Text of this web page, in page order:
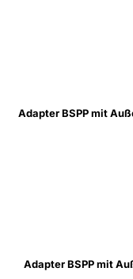
Adapter BSPP mit
Adapter BSPP mit